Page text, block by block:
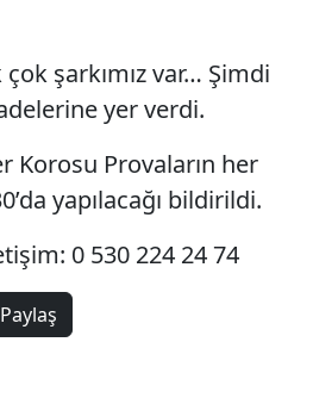
şarkımız var… Şimdi
yer verdi.
Korosu Provaların her
yapılacağı bildirildi.
0 530 224 24 74
Paylaş